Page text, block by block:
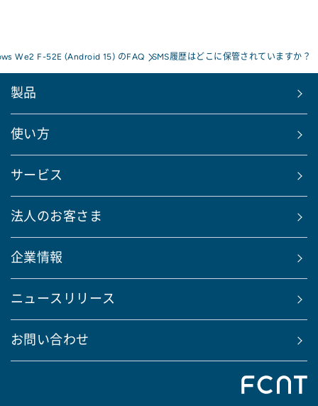
We2 F-52E (Android 15) のFAQ SMS履歴はどこに保管されていますか？
製品
使い方
サービス
法人のお客さま
企業情報
ニュースリリース
お問い合わせ